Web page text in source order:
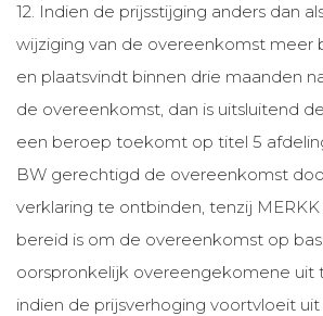
12. Indien de prijsstijging anders dan
wijziging van de overeenkomst meer
en plaatsvindt binnen drie maanden
de overeenkomst, dan is uitsluitend
een beroep toekomt op titel 5
BW gerechtigd de overeenkomst
verklaring te ontbinden, tenzij MERKK
bereid is om de overeenkomst op
oorspronkelijk overeengekomene uit
indien de prijsverhoging voortvloeit